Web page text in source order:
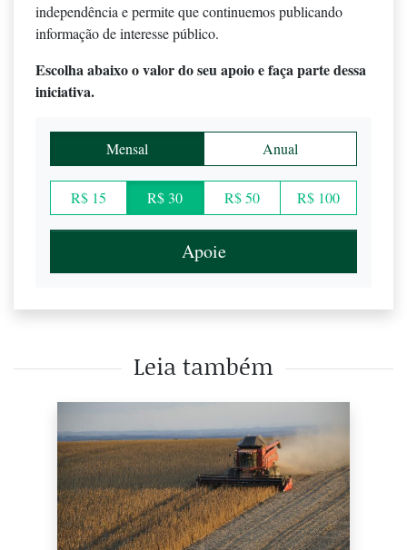
independência e permite que continuemos publicando
informação de interesse público.
Escolha abaixo o valor do seu apoio e faça parte dessa
iniciativa.
Mensal Anual
R$ 15 R$ 30 R$ 50 R$ 100
Apoie
Leia também